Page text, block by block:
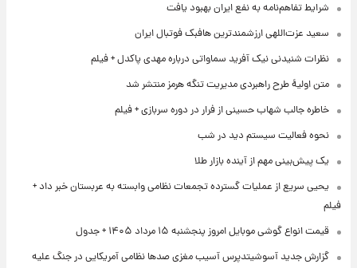
شرایط تفاهم‌نامه به نفع ایران بهبود یافت
سعید عزت‌اللهی ارزشمندترین هافبک فوتبال ایران
نظرات شنیدنی نیک آفرید سماواتی درباره مهدی پاکدل + فیلم
متن اولیۀ طرح راهبردی مدیریت تنگه هرمز منتشر شد
خاطره جالب شهاب حسینی از فرار در دوره سربازی + فیلم
نحوه فعالیت سیستم دید در شب
یک پیش‌بینی مهم از آینده بازار طلا
یحیی سریع از عملیات گسترده تجمعات نظامی وابسته به عربستان خبر داد +
فیلم
قیمت انواع گوشی موبایل امروز پنجشنبه ۱۵ مرداد ۱۴۰۵ + جدول
گزارش جدید آسوشیتدپرس آسیب مغزی صدها نظامی آمریکایی در جنگ علیه